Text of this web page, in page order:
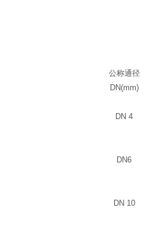
公称通径
DN(mm)
DN 4
DN6
DN 10